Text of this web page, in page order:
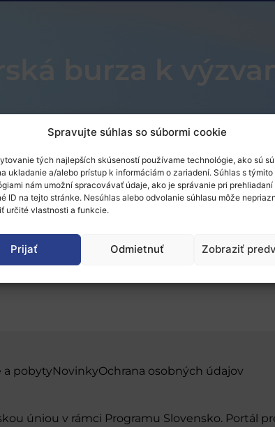
Spravujte súhlas so súbormi cookie
tých najlepších skúseností používame technológie, ako sú
ukladanie a/alebo prístup k informáciám o zariadení. Súhlas s týmito
nám umožní spracovávať údaje, ako je správanie pri prehliadaní
ID na tejto stránke. Nesúhlas alebo odvolanie súhlasu môže
určité vlastnosti a funkcie.
Prijať Odmietnuť Zobraziť
burza k
burza k výzvam
a pobytyNovinkyOchrana osobných údajov
úniou v rámci Programu Slovensko. Portál